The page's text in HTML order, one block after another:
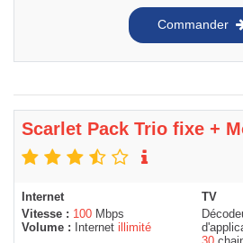
Commander
Scarlet Pack Trio fixe +
Internet
Vitesse : 100 Mbps
Volume :
Internet illimité
TV